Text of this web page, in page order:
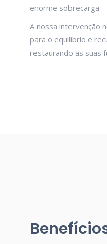
enorme sobrecarga.
A nossa intervenção
para o equilíbrio e
restaurando as suas